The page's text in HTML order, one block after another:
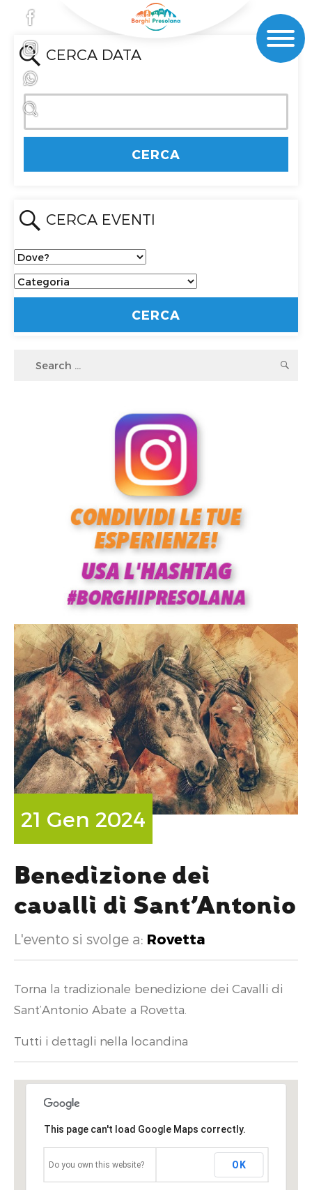
CERCA DATA
CERCA EVENTI
Dove?
Categoria
21 Gen 2024
Benedizione dei
cavalli di Sant’Antonio
L'evento si svolge a: Rovetta
Torna la tradizionale benedizione dei Cavalli di
Sant’Antonio Abate a Rovetta.
Tutti i dettagli nella locandina
This page can't load Google Maps correctly.
Do you own this website? OK